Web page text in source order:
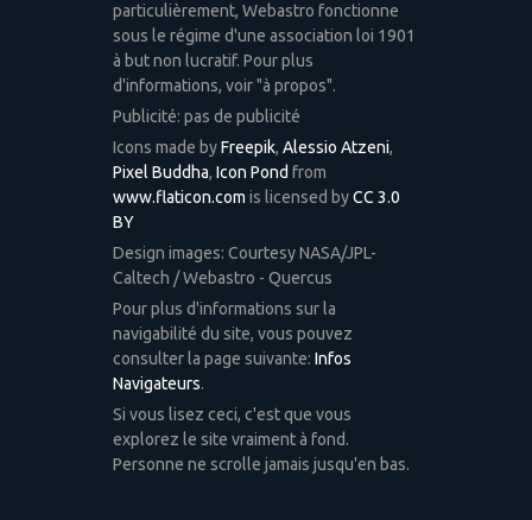
particulièrement, Webastro fonctionne
sous le régime d'une association loi 1901
à but non lucratif. Pour plus
d'informations, voir "à propos".
Publicité: pas de publicité
Icons made byFreepik, Alessio Atzeni,
Pixel Buddha, Icon Pond from
www.flaticon.com is licensed byCC 3.0
BY
Design images: Courtesy NASA/JPL-
Caltech / Webastro - Quercus
Pour plus d'informations sur la
navigabilité du site, vous pouvez
consulter la page suivante: Infos
Navigateurs.
Si vous lisez ceci, c'est que vous
explorez le site vraiment à fond.
Personne ne scrolle jamais jusqu'en bas.